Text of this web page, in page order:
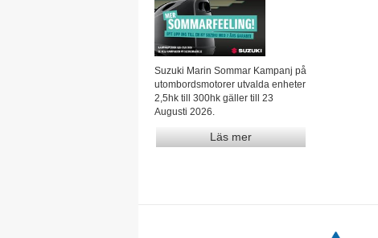
Suzuki Marin Sommar Kampanj på
utombordsmotorer utvalda enheter
2,5hk till 300hk gäller till 23
Augusti 2026.
Läs mer